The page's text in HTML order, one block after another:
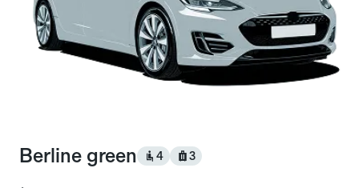
Berline green 4 3